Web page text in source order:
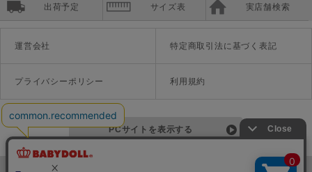
出荷予定 サイズ表 実店舗検索
運営会社 特定商取引法に基づく表記
プライバシーポリシー 利用規約
PCサイトを表示する
©Disney ©Disney/Pixar ©Disney. Based on the "Winnie the Pooh" works by A.A. Milne and E.H. Shepard.